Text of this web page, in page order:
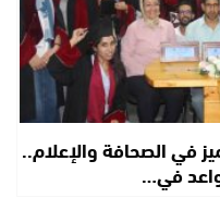
في الصحافة والإعلام..
في…